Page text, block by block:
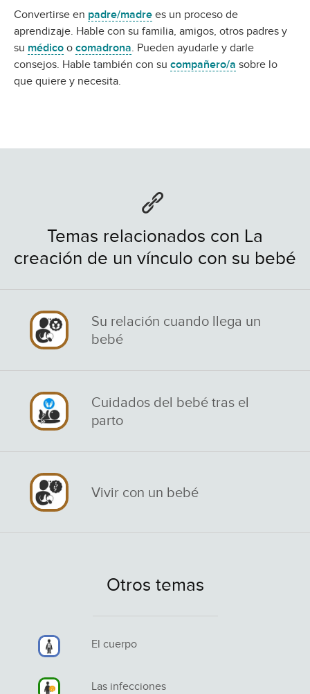
Convertirse en padre/madre es un proceso de
aprendizaje. Hable con su familia, amigos, otros padres y
su médico o comadrona. Pueden ayudarle y darle
consejos. Hable también con su compañero/a sobre lo
que quiere y necesita.
Temas relacionados con La
creación de un vínculo con su bebé
Su relación cuando llega un
bebé
Cuidados del bebé tras el
parto
Vivir con un bebé
Otros temas
El cuerpo
Las infecciones